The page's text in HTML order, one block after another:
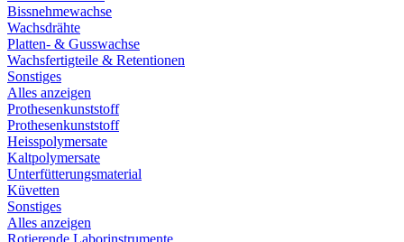
Bissnehmewachse
Wachsdrähte
Platten- & Gusswachse
Wachsfertigteile & Retentionen
Sonstiges
Alles anzeigen
Prothesenkunststoff
Prothesenkunststoff
Heisspolymersate
Kaltpolymersate
Unterfütterungsmaterial
Küvetten
Sonstiges
Alles anzeigen
Rotierende Laborinstrumente